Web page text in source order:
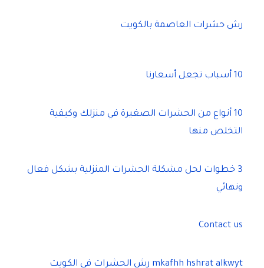
رش حشرات العاصمة بالكويت
10 أسباب تجعل أسعارنا
10 أنواع من الحشرات الصغيرة في منزلك وكيفية
التخلص منها
3 خطوات لحل مشكلة الحشرات المنزلية بشكل فعال
ونهائي
Contact us
mkafhh hshrat alkwyt رش الحشرات فى الكويت